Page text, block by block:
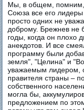
Мы, в общем, помним,
Союза все его
просто одних не
доброму. Брежнев не
годы, когда он плохо
анекдотов. И все
программу были
земля", "Целина" и
уважаемым лидером,
правителя страны –
собственного
могла бы,
предложением по